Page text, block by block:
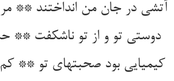
آتشی در جان من انداختند ** مر
دوستی تو و از تو ناشکفت **
کیمیایی بود صحبتهای تو ** کم